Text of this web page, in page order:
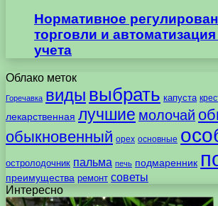
Нормативное
торговли и
учета
Облако меток
Горечавка виды выбрать капуста
лекарственная лучшие молочай
обыкновенный орех основные
остролодочник пальма печь подмаренник
преимущества ремонт советы
Интересно